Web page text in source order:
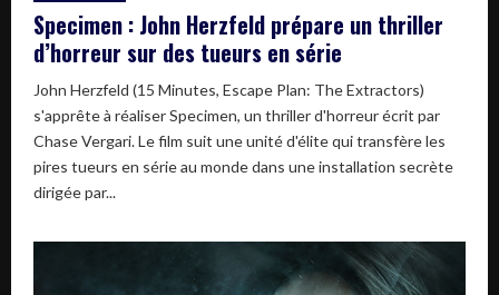
Specimen : John Herzfeld prépare un thriller
d’horreur sur des tueurs en série
John Herzfeld (15 Minutes, Escape Plan: The Extractors)
s'apprête à réaliser Specimen, un thriller d'horreur écrit par
Chase Vergari. Le film suit une unité d'élite qui transfère les
pires tueurs en série au monde dans une installation secrète
dirigée par...